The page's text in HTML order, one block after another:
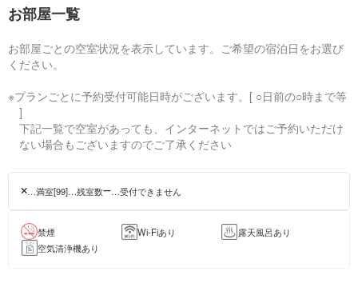
お部屋一覧
お部屋ごとの空室状況を表示しています。ご希望の宿泊日をお選び
ください。
※プランごとに予約受付可能日時がございます。[ ○日前の○時まで等
]
下記一覧で空室があっても、インターネットではご予約いただけ
ない場合もございますのでご了承ください
…満室[99]…残室数 …受付できません
禁煙 Wi-Fiあり
露天風呂あり
空気清浄機あり